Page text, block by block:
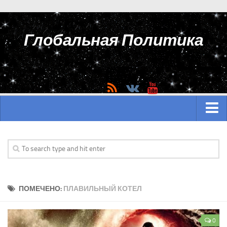
Глобальная Политика
АЗИЯ
Вооружение Азии
ПОМЕЧЕНО: ПЛАВИЛЬНЫЙ КОТЕЛ
0